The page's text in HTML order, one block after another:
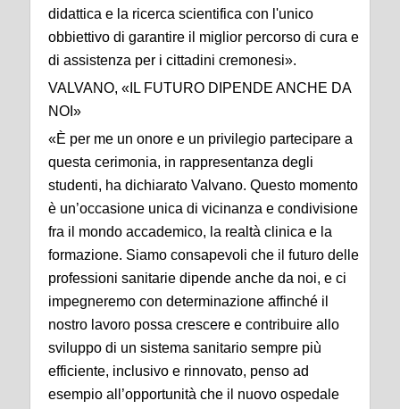
didattica e la ricerca scientifica con l'unico
obbiettivo di garantire il miglior percorso di cura e
di assistenza per i cittadini cremonesi».
VALVANO, «IL FUTURO DIPENDE ANCHE DA
NOI»
«È per me un onore e un privilegio partecipare a
questa cerimonia, in rappresentanza degli
studenti, ha dichiarato Valvano. Questo momento
è un’occasione unica di vicinanza e condivisione
fra il mondo accademico, la realtà clinica e la
formazione. Siamo consapevoli che il futuro delle
professioni sanitarie dipende anche da noi, e ci
impegneremo con determinazione affinché il
nostro lavoro possa crescere e contribuire allo
sviluppo di un sistema sanitario sempre più
efficiente, inclusivo e rinnovato, penso ad
esempio all’opportunità che il nuovo ospedale